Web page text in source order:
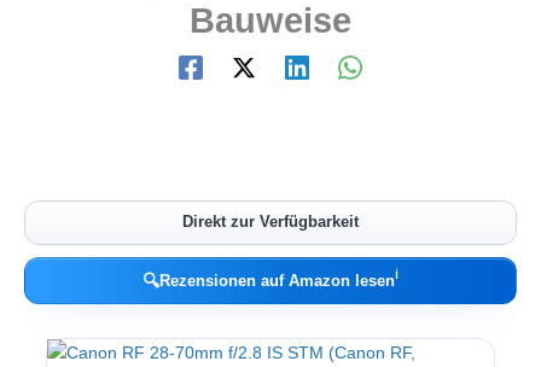
Bauweise
Direkt zur Verfügbarkeit
🔍Rezensionen auf Amazon lesenℹ︎